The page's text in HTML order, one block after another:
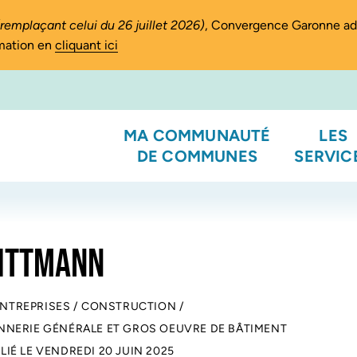
celui du 26 juillet 2026), Convergence Garonne
en cliquant ici
MA COMMUNAUTÉ
DE COMMUNES
LES
/ CONSTRUCTION /
GÉNÉRALE ET GROS OEUVRE DE BÂTIMENT
LEVENDREDI 20 JUIN 2025